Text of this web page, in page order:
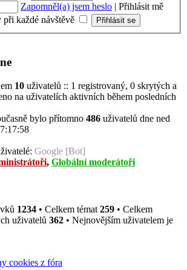
Zapomněl(a) jsem heslo | Přihlásit mě
při každé návštěvě
10 uživatelů :: 1 registrovaný, 0 skrytých a
na uživatelích aktivních během posledních
bylo přítomno 486 uživatelů dne ned
Google [Bot]
, Globální moderátoři
1234 • Celkem témat 259 • Celkem
uživatelů 362 • Nejnovějším uživatelem je
cookies z fóra